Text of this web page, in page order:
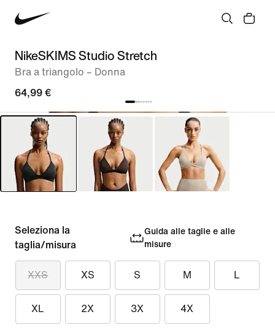
NikeSKIMS Studio Stretch
Bra a triangolo – Donna
64,99 €
Seleziona la
taglia/misura
Guida alle taglie e alle
misure
XXS XS S M L
XL 2X 3X 4X